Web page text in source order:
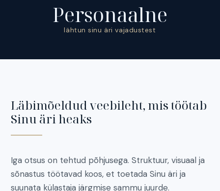
Personaalne
lähtun sinu äri vajadustest
Läbimõeldud veebileht, mis töötab
Sinu äri heaks
Iga otsus on tehtud põhjusega. Struktuur, visuaal ja
sõnastus töötavad koos, et toetada Sinu äri ja
suunata külastaja järgmise sammu juurde.